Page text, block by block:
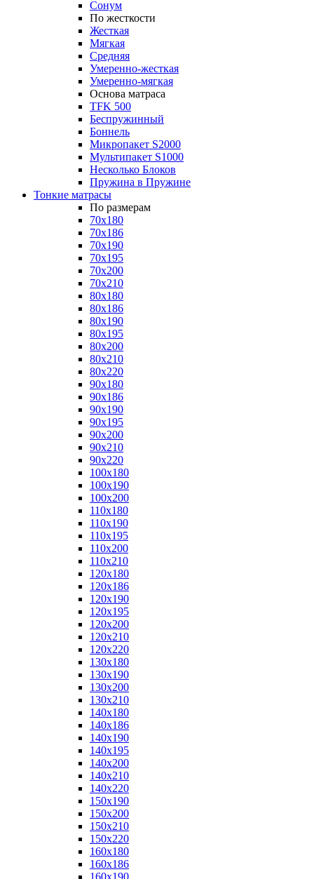
Сонум
По жесткости
Жесткая
Мягкая
Средняя
Умеренно-жесткая
Умеренно-мягкая
Основа матраса
TFK 500
Беспружинный
Боннель
Микропакет S2000
Мультипакет S1000
Несколько Блоков
Пружина в Пружине
Тонкие матрасы
По размерам
70x180
70x186
70x190
70x195
70x200
70x210
80x180
80x186
80x190
80x195
80x200
80x210
80x220
90x180
90x186
90x190
90x195
90x200
90x210
90x220
100x180
100x190
100x200
110x180
110x190
110x195
110x200
110x210
120x180
120x186
120x190
120x195
120x200
120x210
120x220
130x180
130x190
130x200
130x210
140x180
140x186
140x190
140x195
140x200
140x210
140x220
150x190
150x200
150x210
150x220
160x180
160x186
160x190